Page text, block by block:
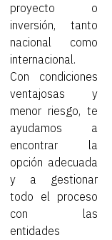
proyecto o
inversión, tanto
nacional como
internacional.
Con condiciones
ventajosas y
menor riesgo, te
ayudamos a
encontrar la
opción adecuada
y a gestionar
todo el proceso
con las
entidades